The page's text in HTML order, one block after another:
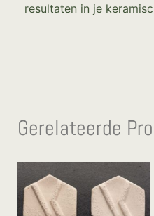
resultaten in je
Gerelateerde